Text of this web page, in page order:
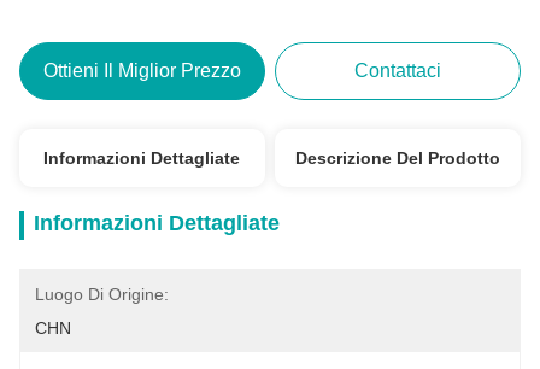
Ottieni Il Miglior Prezzo Contattaci
Informazioni Dettagliate Descrizione Del Prodotto
Informazioni Dettagliate
Luogo Di Origine:
CHN